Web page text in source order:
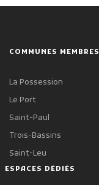
COMMUNES MEMBRES
La Possession
Le Port
Saint-Paul
Trois-Bassins
Saint-Leu
ESPACES DÉDIÉS